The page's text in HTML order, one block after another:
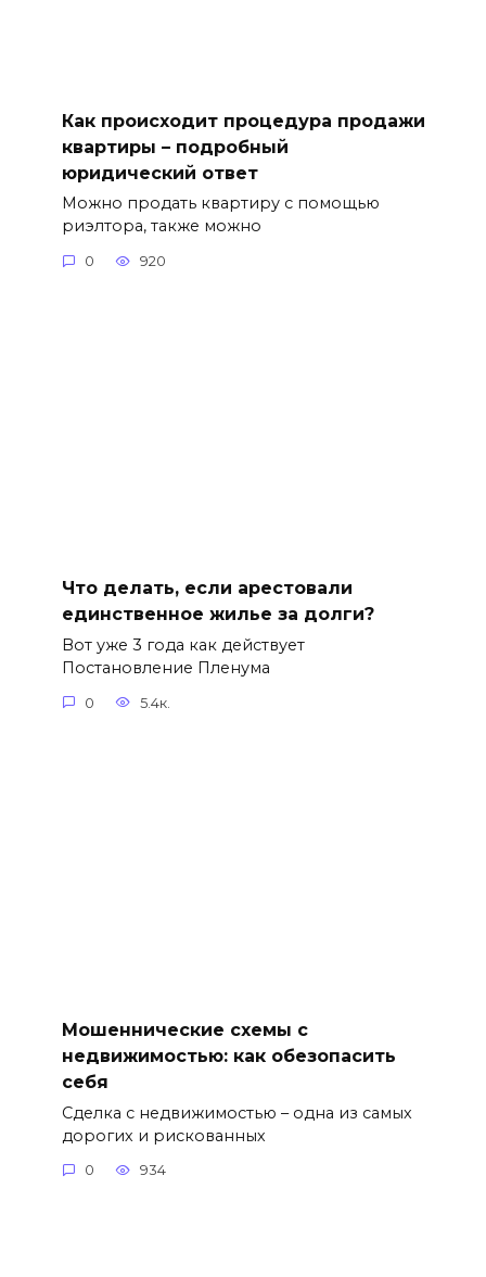
Как происходит процедура продажи
квартиры – подробный
юридический ответ
Можно продать квартиру с помощью
риэлтора, также можно
0 920
Что делать, если арестовали
единственное жилье за долги?
Вот уже 3 года как действует
Постановление Пленума
0 5.4к.
Мошеннические схемы с
недвижимостью: как обезопасить
себя
Сделка с недвижимостью – одна из самых
дорогих и рискованных
0 934